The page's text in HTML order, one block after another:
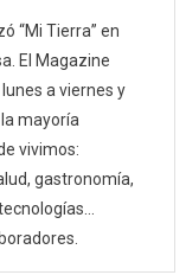
“Mi Tierra” en
El Magazine
a viernes y
mayoría
vivimos:
gastronomía,